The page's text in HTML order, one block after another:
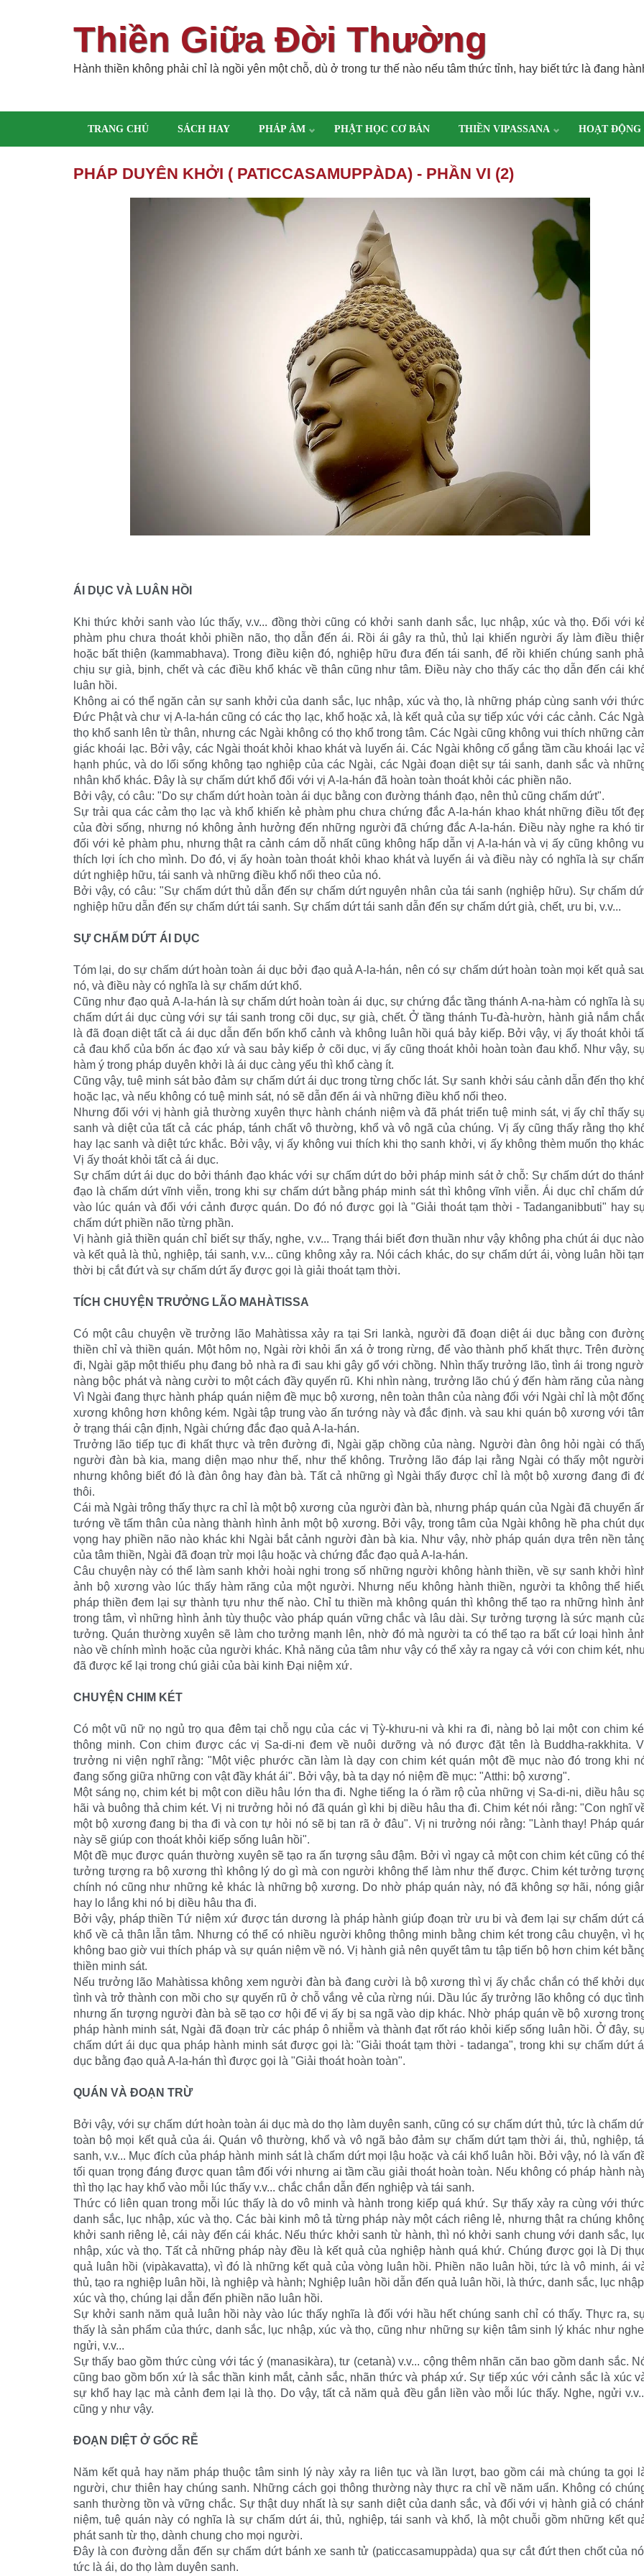
Thiền Giữa Đời Thường
Hành thiền không phải chỉ là ngồi yên một chỗ, dù ở trong tư thế nào nếu tâm thức tỉnh, hay biết tức là đang
TRANG CHỦ SÁCH HAY PHÁP ÂM PHẬT HỌC CƠ BẢN THIỀN VIPASSANA HOẠT ĐỘNG
PHÁP DUYÊN KHỞI ( PATICCASAMUPPÀDA) - PHẦN VI (2)
ÁI DỤC VÀ LUÂN HỒI
Khi thức khởi sanh vào lúc thấy, v.v... đồng thời cũng có khởi sanh danh sắc, lục nhập, xúc và thọ. Ðối với
phàm phu chưa thoát khỏi phiền não, thọ dẫn đến ái. Rồi ái gây ra thủ, thủ lại khiến người ấy làm điều
hoặc bất thiện (kammabhava). Trong điều kiện đó, nghiệp hữu đưa đến tái sanh, để rồi khiến chúng sanh
chịu sự già, bịnh, chết và các điều khổ khác về thân cũng như tâm. Ðiều này cho thấy các thọ dẫn đến cái
luân hồi.
Không ai có thể ngăn cản sự sanh khởi của danh sắc, lục nhập, xúc và thọ, là những pháp cùng sanh với
Ðức Phật và chư vị A-la-hán cũng có các thọ lạc, khổ hoặc xả, là kết quả của sự tiếp xúc với các cảnh. Các
thọ khổ sanh lên từ thân, nhưng các Ngài không có thọ khổ trong tâm. Các Ngài cũng không vui thích những
giác khoái lạc. Bởi vậy, các Ngài thoát khỏi khao khát và luyến ái. Các Ngài không cố gắng tầm cầu khoái lạc
hạnh phúc, và do lối sống không tạo nghiệp của các Ngài, các Ngài đoạn diệt sự tái sanh, danh sắc và
nhân khổ khác. Ðây là sự chấm dứt khổ đối với vị A-la-hán đã hoàn toàn thoát khỏi các phiền não.
Bởi vậy, có câu: "Do sự chấm dứt hoàn toàn ái dục bằng con đường thánh đạo, nên thủ cũng chấm dứt".
Sự trải qua các cảm thọ lạc và khổ khiến kẻ phàm phu chưa chứng đắc A-la-hán khao khát những điều tốt
của đời sống, nhưng nó không ảnh hưởng đến những người đã chứng đắc A-la-hán. Ðiều này nghe ra khó
đối với kẻ phàm phu, nhưng thật ra cảnh cám dỗ nhất cũng không hấp dẫn vị A-la-hán và vị ấy cũng không
thích lợi ích cho mình. Do đó, vị ấy hoàn toàn thoát khỏi khao khát và luyến ái và điều này có nghĩa là sự
dứt nghiệp hữu, tái sanh và những điều khổ nối theo của nó.
Bởi vậy, có câu: "Sự chấm dứt thủ dẫn đến sự chấm dứt nguyên nhân của tái sanh (nghiệp hữu). Sự chấm
nghiệp hữu dẫn đến sự chấm dứt tái sanh. Sự chấm dứt tái sanh dẫn đến sự chấm dứt già, chết, ưu bi, v.v...
SỰ CHẤM DỨT ÁI DỤC
Tóm lại, do sự chấm dứt hoàn toàn ái dục bởi đạo quả A-la-hán, nên có sự chấm dứt hoàn toàn mọi kết quả
nó, và điều này có nghĩa là sự chấm dứt khổ.
Cũng như đạo quả A-la-hán là sự chấm dứt hoàn toàn ái dục, sự chứng đắc tầng thánh A-na-hàm có nghĩa là
chấm dứt ái dục cùng với sự tái sanh trong cõi dục, sự già, chết. Ở tầng thánh Tu-đà-hườn, hành giả nắm
là đã đoạn diệt tất cả ái dục dẫn đến bốn khổ cảnh và không luân hồi quá bảy kiếp. Bởi vậy, vị ấy thoát khỏi
cả đau khổ của bốn ác đạo xứ và sau bảy kiếp ở cõi dục, vị ấy cũng thoát khỏi hoàn toàn đau khổ. Như vậy,
hàm ý trong pháp duyên khởi là ái dục càng yếu thì khổ càng ít.
Cũng vậy, tuệ minh sát bảo đảm sự chấm dứt ái dục trong từng chốc lát. Sự sanh khởi sáu cảnh dẫn đến thọ
hoặc lạc, và nếu không có tuệ minh sát, nó sẽ dẫn đến ái và những điều khổ nối theo.
Nhưng đối với vị hành giả thường xuyên thực hành chánh niệm và đã phát triển tuệ minh sát, vị ấy chỉ thấy
sanh và diệt của tất cả các pháp, tánh chất vô thường, khổ và vô ngã của chúng. Vị ấy cũng thấy rằng thọ
hay lạc sanh và diệt tức khắc. Bởi vậy, vị ấy không vui thích khi thọ sanh khởi, vị ấy không thèm muốn thọ
Vị ấy thoát khỏi tất cả ái dục.
Sự chấm dứt ái dục do bởi thánh đạo khác với sự chấm dứt do bởi pháp minh sát ở chỗ: Sự chấm dứt do
đạo là chấm dứt vĩnh viễn, trong khi sự chấm dứt bằng pháp minh sát thì không vĩnh viễn. Ái dục chỉ chấm
vào lúc quán và đối với cảnh được quán. Do đó nó được gọi là "Giải thoát tạm thời - Tadanganibbuti" hay
chấm dứt phiền não từng phần.
Vị hành giả thiền quán chỉ biết sự thấy, nghe, v.v... Trạng thái biết đơn thuần như vậy không pha chút ái dục
và kết quả là thủ, nghiệp, tái sanh, v.v... cũng không xảy ra. Nói cách khác, do sự chấm dứt ái, vòng luân hồi
thời bị cắt đứt và sự chấm dứt ấy được gọi là giải thoát tạm thời.
TÍCH CHUYỆN TRƯỞNG LÃO MAHÀTISSA
Có một câu chuyện về trưởng lão Mahàtissa xảy ra tại Sri lankà, người đã đoạn diệt ái dục bằng con
thiền chỉ và thiền quán. Một hôm nọ, Ngài rời khỏi ẩn xá ở trong rừng, để vào thành phố khất thực. Trên
đi, Ngài gặp một thiếu phụ đang bỏ nhà ra đi sau khi gây gổ với chồng. Nhìn thấy trưởng lão, tình ái trong
nàng bộc phát và nàng cười to một cách đầy quyến rũ. Khi nhìn nàng, trưởng lão chú ý đến hàm răng của
Vì Ngài đang thực hành pháp quán niệm đề mục bộ xương, nên toàn thân của nàng đối với Ngài chỉ là một
xương không hơn không kém. Ngài tập trung vào ấn tướng này và đắc định. và sau khi quán bộ xương với
ở trạng thái cận định, Ngài chứng đắc đạo quả A-la-hán.
Trưởng lão tiếp tục đi khất thực và trên đường đi, Ngài gặp chồng của nàng. Người đàn ông hỏi ngài có
người đàn bà kia, mang diện mạo như thế, như thế không. Trưởng lão đáp lại rằng Ngài có thấy một
nhưng không biết đó là đàn ông hay đàn bà. Tất cả những gì Ngài thấy được chỉ là một bộ xương đang đi
thôi.
Cái mà Ngài trông thấy thực ra chỉ là một bộ xương của người đàn bà, nhưng pháp quán của Ngài đã chuyển
tướng về tấm thân của nàng thành hình ảnh một bộ xương. Bởi vậy, trong tâm của Ngài không hề pha chút
vọng hay phiền não nào khác khi Ngài bắt cảnh người đàn bà kia. Như vậy, nhờ pháp quán dựa trên nền
của tâm thiền, Ngài đã đoạn trừ mọi lậu hoặc và chứng đắc đạo quả A-la-hán.
Câu chuyện này có thể làm sanh khởi hoài nghi trong số những người không hành thiền, về sự sanh khởi
ảnh bộ xương vào lúc thấy hàm răng của một người. Nhưng nếu không hành thiền, người ta không thể
pháp thiền đem lại sự thành tựu như thế nào. Chỉ tu thiền mà không quán thì không thể tạo ra những hình
trong tâm, vì những hình ảnh tùy thuộc vào pháp quán vững chắc và lâu dài. Sự tưởng tượng là sức mạnh
tưởng. Quán thường xuyên sẽ làm cho tưởng mạnh lên, nhờ đó mà người ta có thể tạo ra bất cứ loại hình
nào về chính mình hoặc của người khác. Khả năng của tâm như vậy có thể xảy ra ngay cả với con chim két,
đã được kể lại trong chú giải của bài kinh Ðại niệm xứ.
CHUYỆN CHIM KÉT
Có một vũ nữ nọ ngủ trọ qua đêm tại chỗ ngụ của các vị Tỳ-khưu-ni và khi ra đi, nàng bỏ lại một con chim
thông minh. Con chim được các vị Sa-di-ni đem về nuôi dưỡng và nó được đặt tên là Buddha-rakkhita.
trưởng ni viện nghĩ rằng: "Một việc phước cần làm là dạy con chim két quán một đề mục nào đó trong khi
đang sống giữa những con vật đầy khát ái". Bởi vậy, bà ta dạy nó niệm đề mục: "Atthi: bộ xương".
Một sáng nọ, chim két bị một con diều hâu lớn tha đi. Nghe tiếng la ó rầm rộ của những vị Sa-di-ni, diều hâu
hãi và buông thả chim két. Vị ni trưởng hỏi nó đã quán gì khi bị diều hâu tha đi. Chim két nói rằng: "Con nghĩ
một bộ xương đang bị tha đi và con tự hỏi nó sẽ bị tan rã ở đâu". Vị ni trưởng nói rằng: "Lành thay! Pháp
này sẽ giúp con thoát khỏi kiếp sống luân hồi".
Một đề mục được quán thường xuyên sẽ tạo ra ấn tượng sâu đậm. Bởi vì ngay cả một con chim két cũng có
tưởng tượng ra bộ xương thì không lý do gì mà con người không thể làm như thế được. Chim két tưởng
chính nó cũng như những kẻ khác là những bộ xương. Do nhờ pháp quán này, nó đã không sợ hãi, nóng
hay lo lắng khi nó bị diều hâu tha đi.
Bởi vậy, pháp thiền Tứ niệm xứ được tán dương là pháp hành giúp đoạn trừ ưu bi và đem lại sự chấm dứt
khổ về cả thân lẫn tâm. Nhưng có thể có nhiều người không thông minh bằng chim két trong câu chuyện, vì
không bao giờ vui thích pháp và sự quán niệm về nó. Vị hành giả nên quyết tâm tu tập tiến bộ hơn chim két
thiền minh sát.
Nếu trưởng lão Mahàtissa không xem người đàn bà đang cười là bộ xương thì vị ấy chắc chắn có thể khởi
tình và trở thành con mồi cho sự quyến rũ ở chỗ vắng vẻ của rừng núi. Dầu lúc ấy trưởng lão không có dục
nhưng ấn tượng người đàn bà sẽ tạo cơ hội để vị ấy bị sa ngã vào dịp khác. Nhờ pháp quán về bộ xương
pháp hành minh sát, Ngài đã đoạn trừ các pháp ô nhiễm và thành đạt rốt ráo khỏi kiếp sống luân hồi. Ở đây,
chấm dứt ái dục qua pháp hành minh sát được gọi là: "Giải thoát tạm thời - tadanga", trong khi sự chấm dứt
dục bằng đạo quả A-la-hán thì được gọi là "Giải thoát hoàn toàn".
QUÁN VÀ ĐOẠN TRỪ
Bởi vậy, với sự chấm dứt hoàn toàn ái dục mà do thọ làm duyên sanh, cũng có sự chấm dứt thủ, tức là chấm
toàn bộ mọi kết quả của ái. Quán vô thường, khổ và vô ngã bảo đảm sự chấm dứt tạm thời ái, thủ, nghiệp,
sanh, v.v... Mục đích của pháp hành minh sát là chấm dứt mọi lậu hoặc và cái khổ luân hồi. Bởi vậy, nó là vấn
tối quan trọng đáng được quan tâm đối với nhưng ai tầm cầu giải thoát hoàn toàn. Nếu không có pháp hành
thì thọ lạc hay khổ vào mỗi lúc thấy v.v... chắc chắn dẫn đến nghiệp và tái sanh.
Thức có liên quan trong mỗi lúc thấy là do vô minh và hành trong kiếp quá khứ. Sự thấy xảy ra cùng với
danh sắc, lục nhập, xúc và thọ. Các bài kinh mô tả từng pháp này một cách riêng lẻ, nhưng thật ra chúng
khởi sanh riêng lẻ, cái này đến cái khác. Nếu thức khởi sanh từ hành, thì nó khởi sanh chung với danh sắc,
nhập, xúc và thọ. Tất cả những pháp này đều là kết quả của nghiệp hành quá khứ. Chúng được gọi là Dị
quả luân hồi (vipàkavatta), vì đó là những kết quả của vòng luân hồi. Phiền não luân hồi, tức là vô minh, ái
thủ, tạo ra nghiệp luân hồi, là nghiệp và hành; Nghiệp luân hồi dẫn đến quả luân hồi, là thức, danh sắc, lục
xúc và thọ, chúng lại dẫn đến phiền não luân hồi.
Sự khởi sanh năm quả luân hồi này vào lúc thấy nghĩa là đối với hầu hết chúng sanh chỉ có thấy. Thực ra,
thấy là sản phẩm của thức, danh sắc, lục nhập, xúc và thọ, cũng như những sự kiện tâm sinh lý khác như
ngửi, v.v...
Sự thấy bao gồm thức cùng với tác ý (manasikàra), tư (cetanà) v.v... cộng thêm nhãn căn bao gồm danh sắc.
cũng bao gồm bốn xứ là sắc thần kinh mắt, cảnh sắc, nhãn thức và pháp xứ. Sự tiếp xúc với cảnh sắc là xúc
sự khổ hay lạc mà cảnh đem lại là thọ. Do vậy, tất cả năm quả đều gắn liền vào mỗi lúc thấy. Nghe, ngửi
cũng y như vậy.
ĐOẠN DIỆT Ở GỐC RỄ
Năm kết quả hay năm pháp thuộc tâm sinh lý này xảy ra liên tục và lần lượt, bao gồm cái mà chúng ta gọi
người, chư thiên hay chúng sanh. Những cách gọi thông thường này thực ra chỉ về năm uẩn. Không có
sanh thường tồn và vững chắc. Sự thật duy nhất là sự sanh diệt của danh sắc, và đối với vị hành giả có
niệm, tuệ quán này có nghĩa là sự chấm dứt ái, thủ, nghiệp, tái sanh và khổ, là một chuỗi gồm những kết
phát sanh từ thọ, dành chung cho mọi người.
Ðây là con đường dẫn đến sự chấm dứt bánh xe sanh tử (paticcasamuppàda) qua sự cắt đứt then chốt của
tức là ái, do thọ làm duyên sanh.